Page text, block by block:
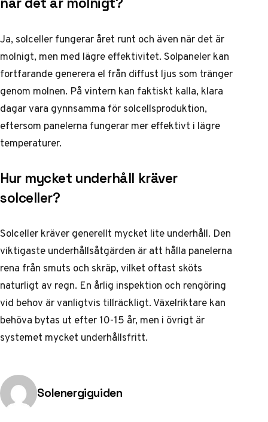
Ja, solceller fungerar året runt och även när det är
molnigt, men med lägre effektivitet. Solpaneler kan
fortfarande generera el från diffust ljus som tränger
genom molnen. På vintern kan faktiskt kalla, klara
dagar vara gynnsamma för solcellsproduktion,
eftersom panelerna fungerar mer effektivt i lägre
temperaturer.
Hur mycket underhåll kräver
solceller?
Solceller kräver generellt mycket lite underhåll. Den
viktigaste underhållsåtgärden är att hålla panelerna
rena från smuts och skräp, vilket oftast sköts
naturligt av regn. En årlig inspektion och rengöring
vid behov är vanligtvis tillräckligt. Växelriktare kan
behöva bytas ut efter 10-15 år, men i övrigt är
systemet mycket underhållsfritt.
Publicerad av
Solenergiguiden